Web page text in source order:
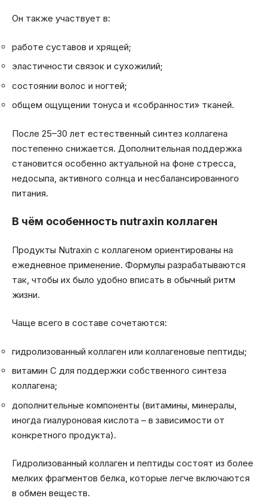
Он также участвует в:
работе суставов и хрящей;
эластичности связок и сухожилий;
состоянии волос и ногтей;
общем ощущении тонуса и «собранности» тканей.
После 25–30 лет естественный синтез коллагена
постепенно снижается. Дополнительная поддержка
становится особенно актуальной на фоне стресса,
недосыпа, активного солнца и несбалансированного
питания.
В чём особенность nutraxin коллаген
Продукты Nutraxin с коллагеном ориентированы на
ежедневное применение. Формулы разрабатываются
так, чтобы их было удобно вписать в обычный ритм
жизни.
Чаще всего в составе сочетаются:
гидролизованный коллаген или коллагеновые пептиды;
витамин C для поддержки собственного синтеза
коллагена;
дополнительные компоненты (витамины, минералы,
иногда гиалуроновая кислота – в зависимости от
конкретного продукта).
Гидролизованный коллаген и пептиды состоят из более
мелких фрагментов белка, которые легче включаются
в обмен веществ.